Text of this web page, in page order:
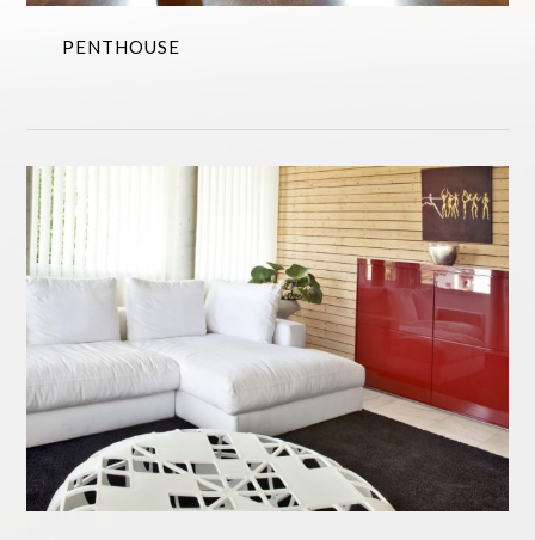
PENTHOUSE